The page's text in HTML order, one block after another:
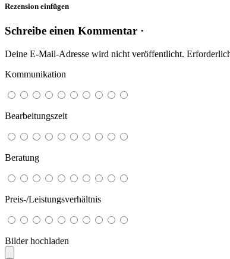
Rezension einfügen
Schreibe einen Kommentar ·
Deine E-Mail-Adresse wird nicht veröffentlicht.
Kommunikation
Bearbeitungszeit
Beratung
Preis-/Leistungsverhältnis
Bilder hochladen